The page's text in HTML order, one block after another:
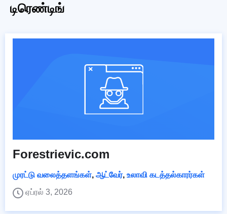
டிரெண்டிங்
Forestrievic.com
முரட்டு வலைத்தளங்கள், ஆட்வேர், உலாவி கடத்தல்காரர்கள்
ஏப்ரல் 3, 2026